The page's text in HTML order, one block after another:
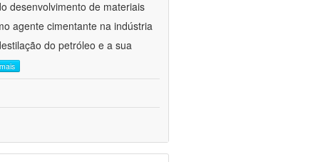
desenvolvimento de materiais
agente cimentante na indústria
do petróleo e a sua